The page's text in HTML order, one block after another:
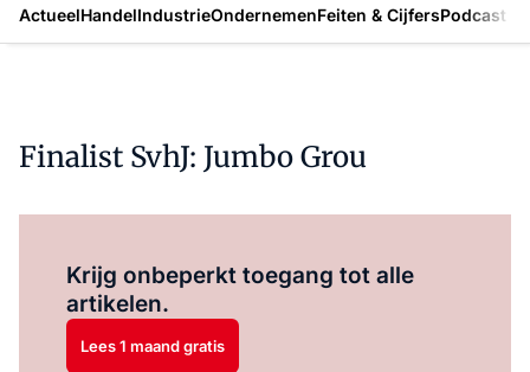
ActueelHandelIndustrieOndernemenFeiten & CijfersPodcast
Finalist SvhJ: Jumbo Grou
Krijg onbeperkt toegang tot alle
artikelen.
Lees 1 maand gratis